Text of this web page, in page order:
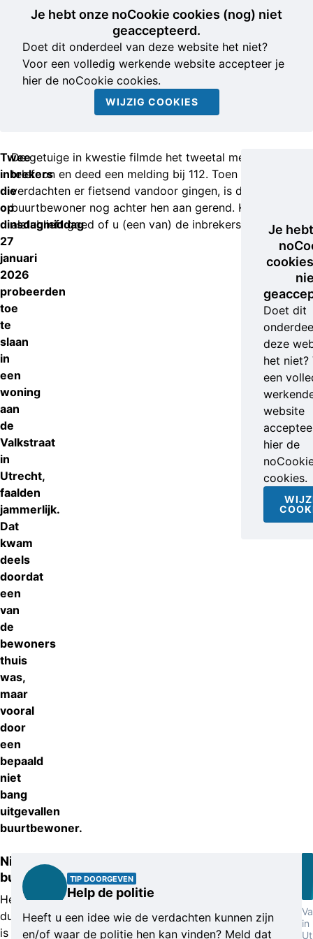
Je hebt onze noCookie cookies (nog) niet
geaccepteerd.
Doet dit onderdeel van deze website het niet?
Voor een volledig werkende website accepteer je
hier de noCookie cookies.
WIJZIG COOKIES
Twee
inbrekers
die
op
dinsdagmiddag
27
januari
2026
probeerden
toe
te
slaan
in
een
woning
aan
de
Valkstraat
in
Utrecht,
faalden
jammerlijk.
Dat
kwam
deels
doordat
een
van
de
bewoners
thuis
was,
maar
vooral
door
een
bepaald
niet
bang
uitgevallen
buurtbewoner.
De getuige in kwestie filmde het tweetal met zijn
telefoon en deed een melding bij 112. Toen de
verdachten er fietsend vandoor gingen, is de dappere
buurtbewoner nog achter hen aan gerend. Kijkt u
alstublieft goed of u (een van) de inbrekers herkent.
Je
Doet dit
deze
het niet?
een
website
hier de
cookies.
Niets
buitgemaakt
Het
duo
is
TIP DOORGEVEN
Help de politie
Heeft u een idee wie de verdachten kunnen zijn
en/of waar de politie hen kan vinden? Meld dat
in